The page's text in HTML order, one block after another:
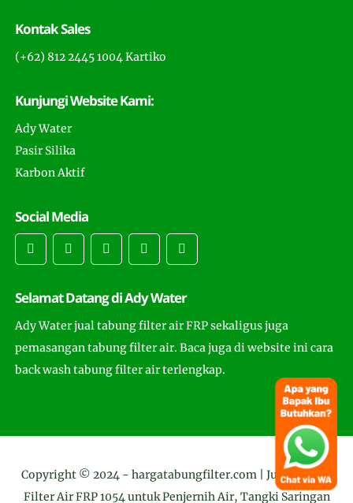
Kontak Sales
(+62) 812 2445 1004 Kartiko
Kunjungi Website Kami:
Ady Water
Pasir Silika
Karbon Aktif
Social Media
Selamat Datang di Ady Water
Ady Water jual tabung filter air FRP sekaligus juga
pemasangan tabung filter air. Baca juga di website ini cara
back wash tabung filter air terlengkap.
Copyright © 2024 - hargatabungfilter.com | Jual Tabung
Filter Air FRP 1054 untuk Penjernih Air, Tangki Saringan